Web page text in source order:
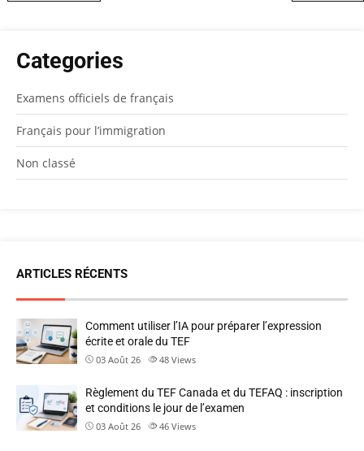
Categories
Examens officiels de français
Français pour l’immigration
Non classé
ARTICLES RÉCENTS
Comment utiliser l’IA pour préparer l’expression
écrite et orale du TEF
03 Août 26 48 Views
Règlement du TEF Canada et du TEFAQ : inscription
et conditions le jour de l’examen
03 Août 26 46 Views